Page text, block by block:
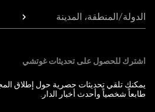
الدولة/المنطقة، المدينة
اشترك للحصول على تحديثات غوتشي
يمكنك تلقي تحديثات حصرية حول إطلاق
طابعاً شخصياً وأحدث أخبار الدار.